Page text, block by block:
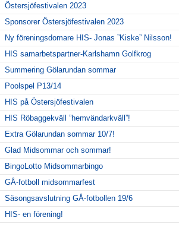
Östersjöfestivalen 2023
Sponsorer Östersjöfestivalen 2023
Ny föreningsdomare HIS- Jonas ”Kiske” Nilsson!
HIS samarbetspartner-Karlshamn Golfkrog
Summering Gölarundan sommar
Poolspel P13/14
HIS på Östersjöfestivalen
HIS Röbaggekväll ”hemvändarkväll”!
Extra Gölarundan sommar 10/7!
Glad Midsommar och sommar!
BingoLotto Midsommarbingo
GÅ-fotboll midsommarfest
Säsongsavslutning GÅ-fotbollen 19/6
HIS- en förening!